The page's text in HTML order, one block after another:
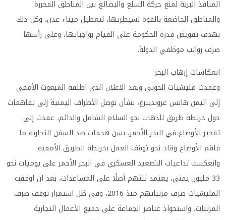
المنافذ البرية لمنع حركة السلع والبضائع بين المناطق المحررة
والمناطق الخاضعة بالقوة لسيطرتها، لتعطيل ميناء عدن، وكل ذلك
بهدف تقويض قدرة الحكومة على القيام بواجباتها، وعلى رأسها
صرف رواتب موظفي الدولة.
انعكاسات إرهاب البحر
وعمدت مليشيات الحوثي وبعد الاعلان الذي اطلقه المبعوث الأممي
إلى اليمن هانس غرونديبرغ، بشأن توصل الأطراف اليمنية إلى تفاهمات
حول خريطة طريق للذهاب نحو السلام الشامل والدائم، عمدت إلى
تفجير الأوضاع في البحر الأحمر، بشن هجمات ضد السفن التجارية ما
فاقم الأوضاع وقاد نحو توقف العمل بخريطة الطريق الأممية.
وانعكست تداعيات التصعيد العسكري في البحر الأحمر على يوميات نحو
33 مليون يمني، يعتمد ثلثهم أصلًا على المساعدات، بعد ان اوقفت
المليشيات صرف مرتباتهم منذ 2016، وفي ظل استمرار توقف صرف
المرتبات، واستحواذ عناصر الجماعة على جميع الأعمال التجارية